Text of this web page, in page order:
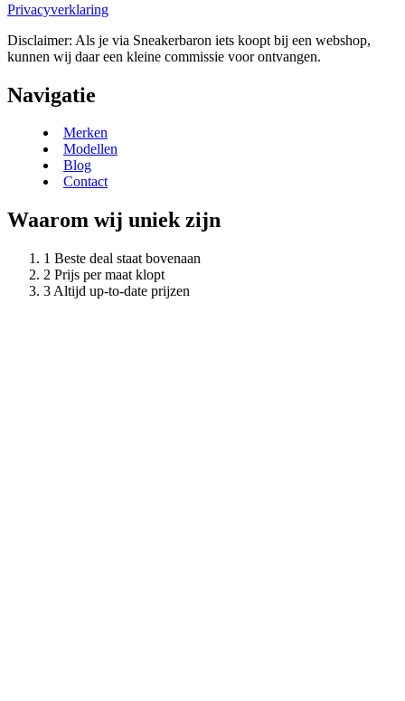
Privacyverklaring
Disclaimer: Als je via Sneakerbaron iets koopt bij een webshop,
kunnen wij daar een kleine commissie voor ontvangen.
Navigatie
Merken
Modellen
Blog
Contact
Waarom wij uniek zijn
Beste deal staat bovenaan
Prijs per maat klopt
Altijd up-to-date prijzen